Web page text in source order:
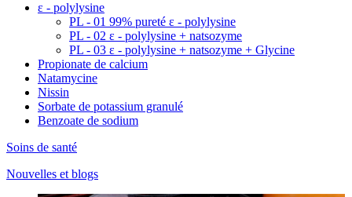
ε - polylysine
PL - 01 99% pureté ε - polylysine
PL - 02 ε - polylysine + natsozyme
PL - 03 ε - polylysine + natsozyme + Glycine
Propionate de calcium
Natamycine
Nissin
Sorbate de potassium granulé
Benzoate de sodium
Soins de santé
Nouvelles et blogs